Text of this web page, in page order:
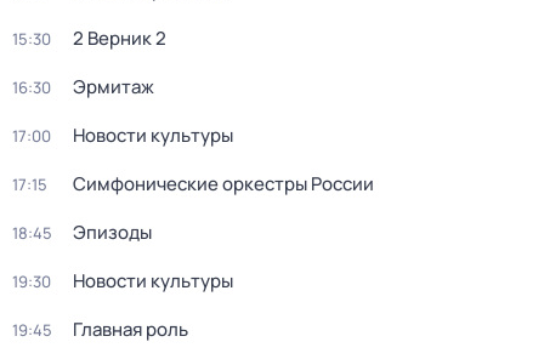
15:30 2 Верник 2
16:30 Эрмитаж
17:00 Новости культуры
17:15 Симфонические оркестры России
18:45 Эпизоды
19:30 Новости культуры
19:45 Главная роль